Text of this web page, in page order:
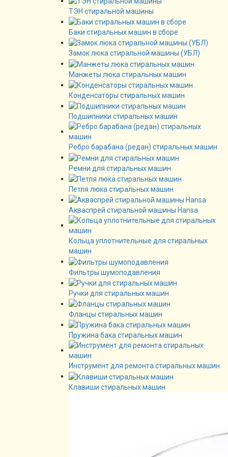
ТЭН стиральной машины
Баки стиральных машин в сборе
Замок люка стиральной машины (УБЛ)
Манжеты люка стиральных машин
Конденсаторы стиральных машин
Подшипники стиральных машин
Ребро барабана (редан) стиральных машин
Ремни для стиральных машин
Петля люка стиральных машин
Акваспрей стиральной машины Hansa
Кольца уплотнительные для стиральных
машин
Фильтры шумоподавления
Ручки для стиральных машин
Фланцы стиральных машин
Пружина бака стиральных машин
Инструмент для ремонта стиральных машин
Клавиши стиральных машин